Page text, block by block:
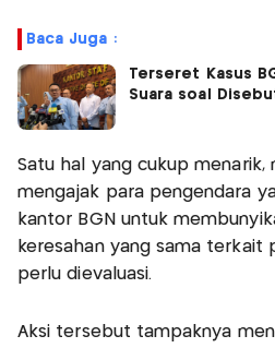
Baca Juga :
Terseret Kasus
Suara soal
Satu hal yang cukup menarik,
mengajak para pengendara
kantor BGN untuk
keresahan yang sama terkait
perlu dievaluasi.
Aksi tersebut tampaknya